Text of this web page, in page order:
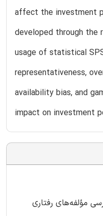
affect the investment
developed through the
usage of statistical
representativeness,
availability bias, and
impact on investment
مؤلفه‌های رفتاری